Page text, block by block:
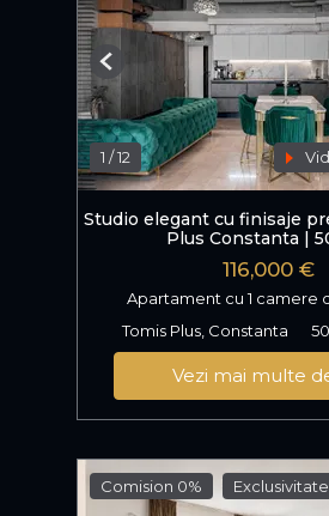
1 /12
Previous
Studio elegant cu finisaje
Plus Constanta |
116,000 €
Apartament cu 1 camere
Tomis Plus, Constanta
Vezi mai multe
Comision 0% Exclusivitate